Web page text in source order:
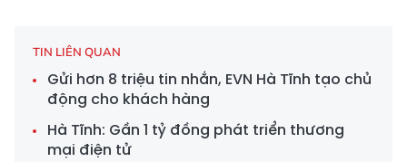
TIN LIÊN QUAN
Gửi hơn 8 triệu tin nhắn, EVN Hà Tĩnh tạo chủ
động cho khách hàng
Hà Tĩnh: Gần 1 tỷ đồng phát triển thương
mại điện tử